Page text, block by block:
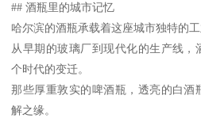
## 酒瓶里的城市记忆
哈尔滨的酒瓶承载着这座城市独特的工
从早期的玻璃厂到现代化的生产线
个时代的变迁。
那些厚重敦实的啤酒瓶，透亮的白酒
解之缘。